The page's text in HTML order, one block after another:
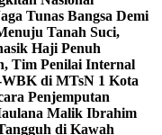
Tunas Bangsa Demi
Tanah Suci,
Haji Penuh
Tim Penilai Internal
di MTsN 1 Kota
Penjemputan
Malik Ibrahim
di Kawah